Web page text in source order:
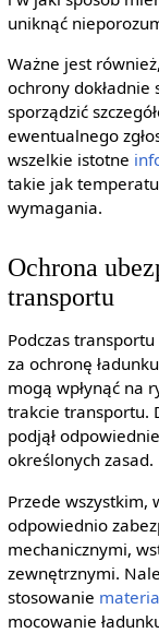
uniknąć
Ważne jest
ochrony dokładnie
sporządzić
ewentualnego
wszelkie istotne
takie jak
wymagania.
Ochrona
transportu
Podczas
za ochronę
mogą wpłynąć na
trakcie transportu.
podjął
określonych zasad.
Przede wszystkim,
odpowiednio
mechanicznymi,
zewnętrznymi.
stosowanie
mocowanie